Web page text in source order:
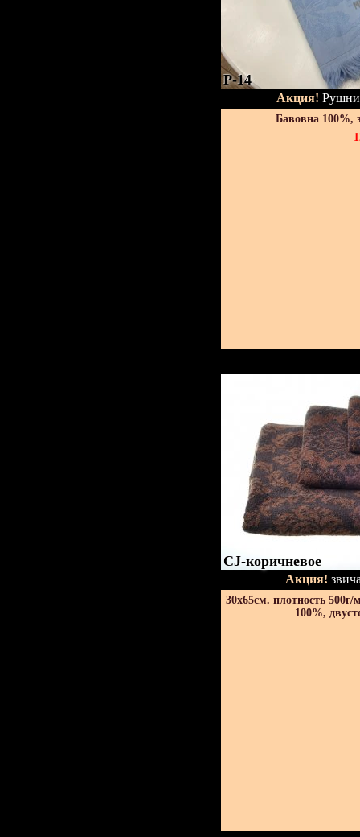
P-14
Акция!
Бавовна 100%,
CJ-коричневое
Акция!
30х65см. плотность 500г/
100%,